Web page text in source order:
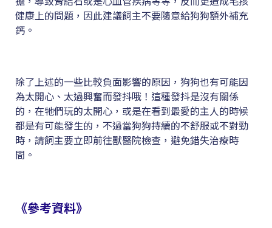
健康上的問題，因此建議飼主不要隨意給狗狗額外補充
鈣。
除了上述的一些比較負面影響的原因，狗狗也有可能因
為太開心、太過興奮而發抖哦！這種發抖是沒有關係
的，在牠們玩的太開心，或是在看到最愛的主人的時候
都是有可能發生的，不過當狗狗持續的不舒服或不對勁
時，請飼主要立即前往獸醫院檢查，避免錯失治療時
間。
《參考資料》